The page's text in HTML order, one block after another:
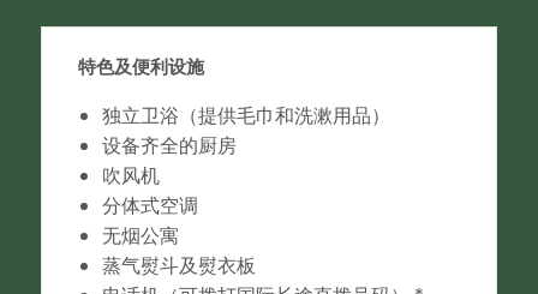
特色及便利设施
独立卫浴（提供毛巾和洗漱用品）
设备齐全的厨房
吹风机
分体式空调
无烟公寓
蒸气熨斗及熨衣板